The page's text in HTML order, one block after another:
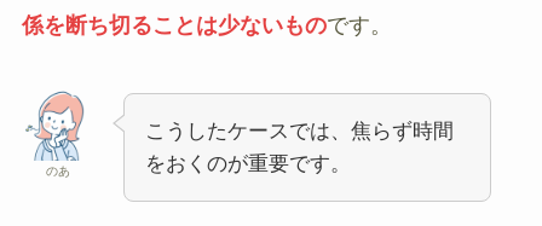
係を断ち切ることは少ないものです。
のあ
こうしたケースでは、焦らず時間
をおくのが重要です。